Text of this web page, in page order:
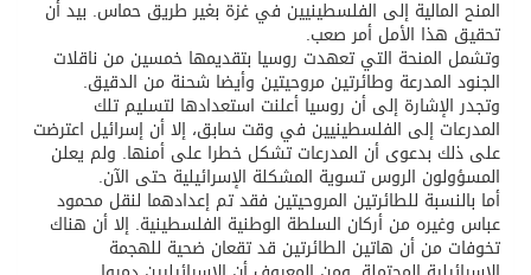
المنح المالية إلى الفلسطينيين في غزة بغير طريق حماس. بيد أن
تحقيق هذا الأمل أمر صعب.
وتشمل المنحة التي تعهدت روسيا بتقديمها خمسين من ناقلات
الجنود المدرعة وطائرتين مروحيتين وأيضا شحنة من الدقيق.
وتجدر الإشارة إلى أن روسيا أعلنت استعدادها لتسليم تلك
المدرعات إلى الفلسطينيين في وقت سابق، إلا أن إسرائيل اعترضت
على ذلك بدعوى أن المدرعات تشكل خطرا على أمنها. ولم يعلن
المسؤولون الروس تسوية المشكلة الإسرائيلية حتى الآن.
أما بالنسبة للطائرتين المروحيتين فقد تم إعدادهما لنقل محمود
عباس وغيره من أركان السلطة الوطنية الفلسطينية. إلا أن هناك
تخوفات من أن هاتين الطائرتين قد تقعان ضحية للهجمة